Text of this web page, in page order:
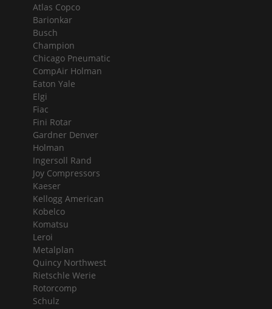
Atlas Copco
Barionkar
Busch
Champion
Chicago Pneumatic
CompAir Holman
Eaton Yale
Elgi
Fiac
Fini Rotar
Gardner Denver
Holman
Ingersoll Rand
Joy Compressors
Kaeser
Kellogg American
Kobelco
Komatsu
Leroi
Metalplan
Quincy Northwest
Rietschle Werie
Rotorcomp
Schulz